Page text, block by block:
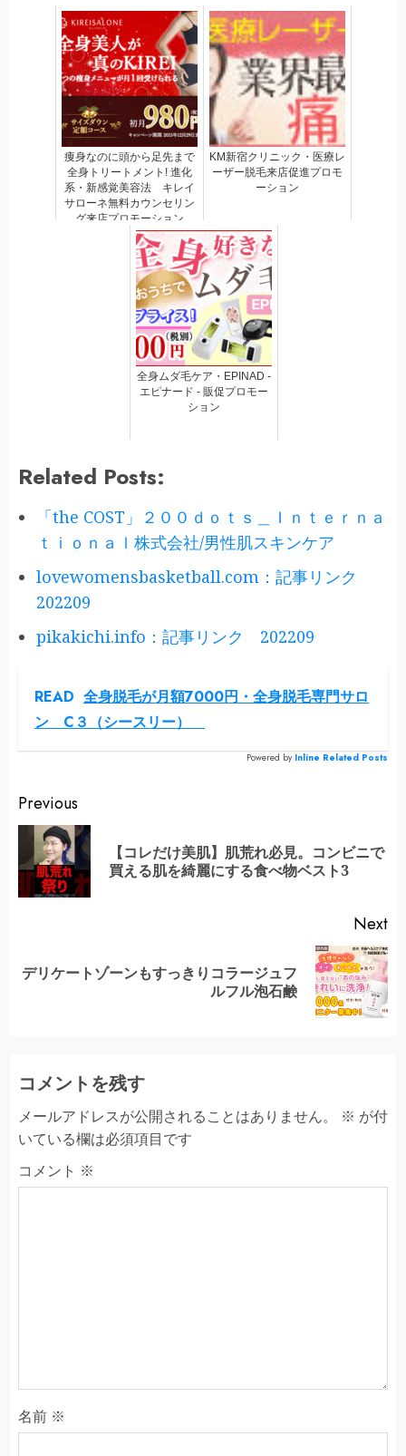
痩身なのに頭から足先まで
全身トリートメント! 進化
系・新感覚美容法 キレイ
サローネ無料カウンセリン
グ来店プロモーション
KM新宿クリニック・医療レ
ーザー脱毛来店促進プロモ
ーション
全身ムダ毛ケア・EPINAD -
エピナード - 販促プロモー
ション
Related Posts:
「the COST」２００ｄｏｔｓ＿Ｉｎｔｅｒｎａ
ｔｉｏｎａｌ株式会社/男性肌スキンケア
lovewomensbasketball.com：記事リンク
202209
pikakichi.info：記事リンク 202209
READ 全身脱毛が月額7000円・全身脱毛専門サロ
ン C３（シースリー）
Powered by Inline Related Posts
Continue
Reading
Previous
【コレだけ美肌】肌荒れ必見。コンビニで
買える肌を綺麗にする食べ物ベスト3
Next
Next
デリケートゾーンもすっきりコラージュフ
ルフル泡石鹸
コメントを残す
メールアドレスが公開されることはありません。 ※ が付
いている欄は必須項目です
コメント ※
名前 ※